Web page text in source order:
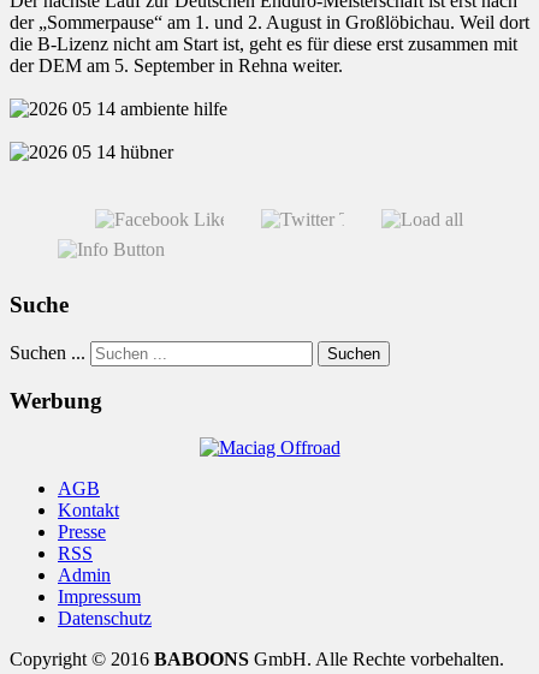
der „Sommerpause“ am 1. und 2. August in Großlöbichau. Weil dort
die B-Lizenz nicht am Start ist, geht es für diese erst zusammen mit
der DEM am 5. September in Rehna weiter.
Suche
Suchen ... Suchen
Werbung
AGB
Kontakt
Presse
RSS
Admin
Impressum
Datenschutz
Copyright © 2016 BABOONS GmbH. Alle Rechte vorbehalten.